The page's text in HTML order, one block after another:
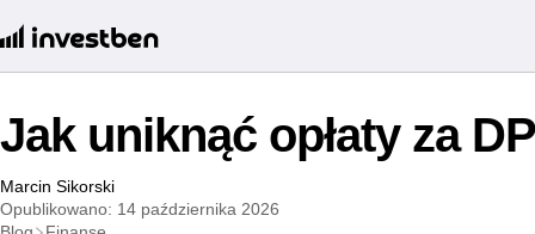
Jak uniknąć opłaty za
Marcin Sikorski
Opublikowano: 14 października 2026